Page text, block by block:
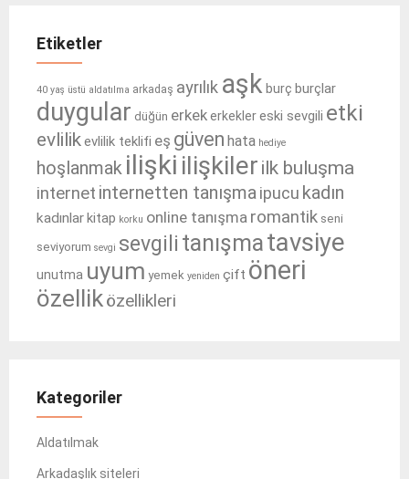
Etiketler
40 yaş üstü aldatılma arkadaş ayrılık aşk burç burçlar
duygular düğün erkekerkeklereski sevgili etki
evlilikevlilik teklifi eş güven hata hediye
hoşlanmak ilişki ilişkiler ilk buluşma
internet internetten tanışma ipucu kadın
kadınlarkitap korku online tanışma romantik seni
seviyorum sevgi sevgili tanışmatavsiye
unutma uyum yemek yeniden çift öneri
özelliközellikleri
Kategoriler
Aldatılmak
Arkadaşlık siteleri